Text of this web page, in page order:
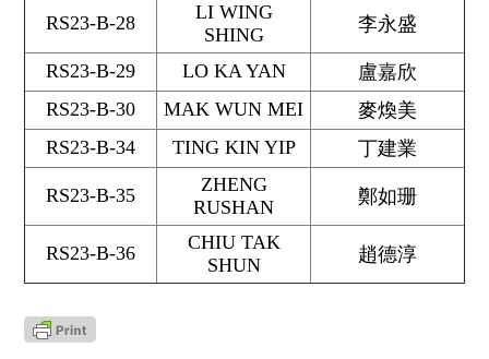
RS23-B-28
LI WING
SHING
李永盛
RS23-B-29 LO KA YAN
盧嘉欣
RS23-B-30
MAK WUN MEI
麥煥美
RS23-B-34
TING KIN YIP 丁建業
RS23-B-35
ZHENG
RUSHAN
鄭如珊
RS23-B-36
CHIU TAK
SHUN
趙德淳